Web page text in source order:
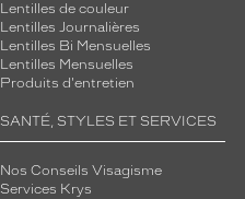
Lentilles de couleur
Lentilles Journalières
Lentilles Bi Mensuelles
Lentilles Mensuelles
Produits d'entretien
SANTÉ, STYLES ET SERVICES
Nos Conseils Visagisme
Services Krys